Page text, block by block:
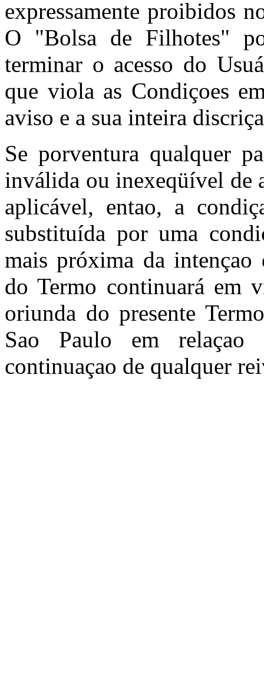
expressamente proibidos
O "Bolsa de Filhotes"
terminar o acesso do
que viola as Condiçoes
aviso e a sua inteira
Se porventura qualquer
inválida ou inexeqüível de
aplicável, entao, a
substituída por uma
mais próxima da
do Termo continuará em
oriunda do presente
Sao Paulo em relaçao
continuaçao de qualquer